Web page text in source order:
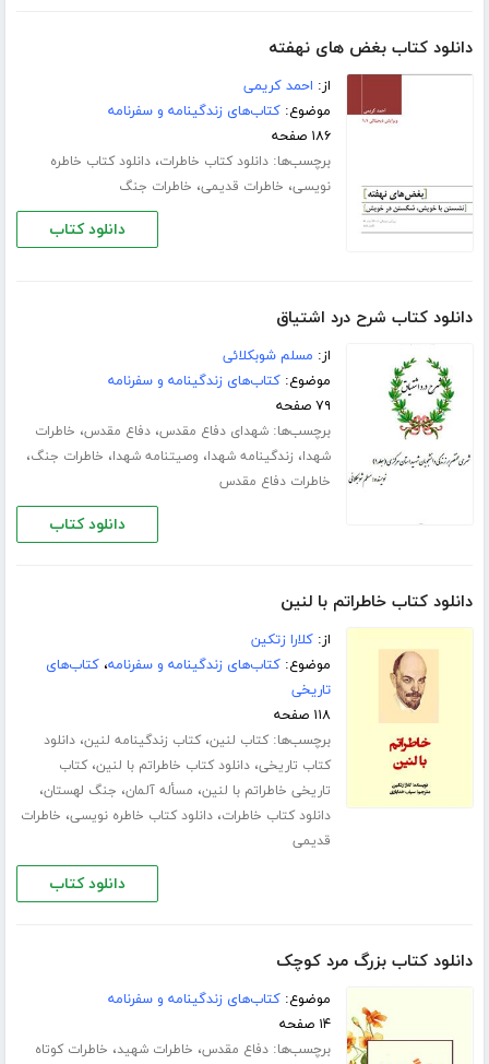
دانلود کتاب بغض های نهفته
از: احمد کریمی
موضوع:کتاب‌های زندگینامه و سفرنامه
۱۸۶ صفحه
برچسب‌ها:دانلود کتاب خاطرات،دانلود کتاب خاطره
نویسی، خاطرات قدیمی، خاطرات جنگ
دانلود کتاب
دانلود کتاب شرح درد اشتیاق
از: مسلم شوبکلائی
موضوع:کتاب‌های زندگینامه و سفرنامه
۷۹ صفحه
برچسب‌ها:شهدای دفاع مقدس،دفاع مقدس، خاطرات
شهدا، زندگینامه شهدا، وصیتنامه شهدا، خاطرات جنگ،
خاطرات دفاع مقدس
دانلود کتاب
دانلود کتاب خاطراتم با لنین
از:کلارا زتکین
موضوع:کتاب‌های زندگینامه و سفرنامه،کتاب‌های
تاریخی
۱۱۸ صفحه
برچسب‌ها:کتاب لنین،کتاب زندگینامه لنین،دانلود
کتاب تاریخی،دانلود کتاب خاطراتم با لنین،کتاب
تاریخی خاطراتم با لنین، مسأله آلمان، جنگ لهستان،
دانلود کتاب خاطرات،دانلود کتاب خاطره نویسی، خاطرات
قدیمی
دانلود کتاب
دانلود کتاب بزرگ مرد کوچک
موضوع:کتاب‌های زندگینامه و سفرنامه
۱۴ صفحه
برچسب‌ها:دفاع مقدس، خاطرات شهید، خاطرات کوتاه